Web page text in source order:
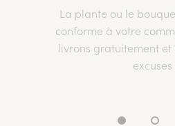
La plante ou le
conforme à votre
livrons gratuitement et
excuses